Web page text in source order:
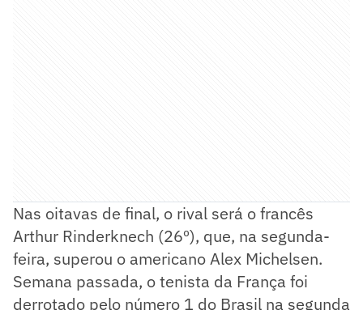
Nas oitavas de final, o rival será o francês
Arthur Rinderknech (26º), que, na segunda-
feira, superou o americano Alex Michelsen.
Semana passada, o tenista da França foi
derrotado pelo número 1 do Brasil na segunda